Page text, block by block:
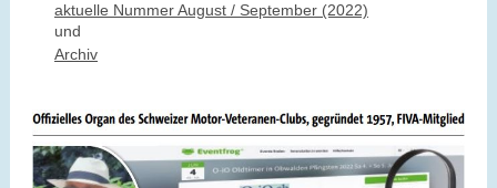
aktuelle Nummer August / September (2022)
und
Archiv